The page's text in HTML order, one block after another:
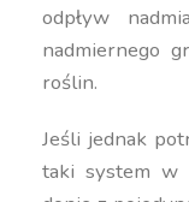
odpływ
nadmiernego
roślin.
Jeśli jednak
taki system w